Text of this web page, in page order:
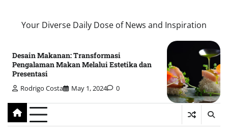
Your Diverse Daily Dose of News and Inspiration
Desain Makanan: Transformasi
Pengalaman Makan Melalui Estetika dan
Presentasi
Rodrigo Costa May 1, 2024 0